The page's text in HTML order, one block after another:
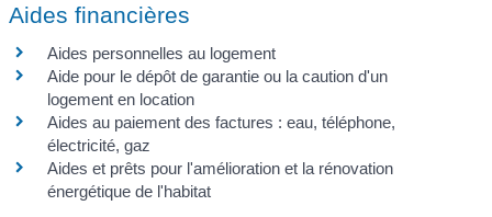
Aides financières
Aides personnelles au logement
Aide pour le dépôt de garantie ou la caution d'un
logement en location
Aides au paiement des factures : eau, téléphone,
électricité, gaz
Aides et prêts pour l'amélioration et la rénovation
énergétique de l'habitat